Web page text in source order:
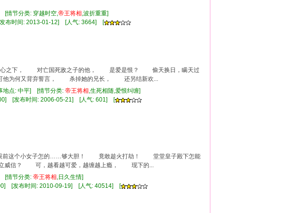
[情节分类: 穿越时空,帝王将相,波折重重]
布时间: 2013-01-12] [人气: 3664] [
之下， 对亡国死敌之子的他， 是爱是恨？ 偷天换日，瞒天过
为何又背弃誓言， 杀掉她的兄长， 还另结新欢...
地点: 中平] [情节分类: 帝王将相,生死相随,爱恨纠缠]
[发布时间: 2006-05-21] [人气: 601] [
这个小女子怎的……够大胆！ 竟敢趁火打劫！ 堂堂皇子殿下怎能
威信？ 可，越看越可爱，越缠越上瘾， 现下的...
[情节分类: 帝王将相,日久生情]
[发布时间: 2010-09-19] [人气: 40514] [